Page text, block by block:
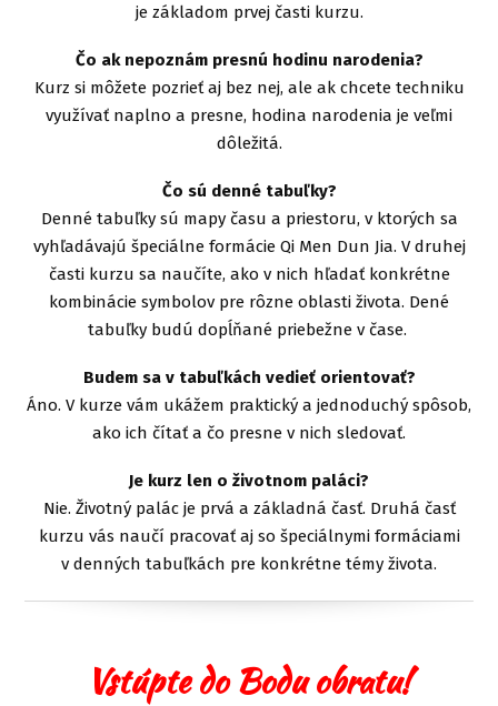
je základom prvej časti kurzu.
Čo ak nepoznám presnú hodinu narodenia?
Kurz si môžete pozrieť aj bez nej, ale ak chcete techniku
využívať naplno a presne, hodina narodenia je veľmi
dôležitá.
Čo sú denné tabuľky?
Denné tabuľky sú mapy času a priestoru, v ktorých sa
vyhľadávajú špeciálne formácie Qi Men Dun Jia. V druhej
časti kurzu sa naučíte, ako v nich hľadať konkrétne
kombinácie symbolov pre rôzne oblasti života. Dené
tabuľky budú dopĺňané priebežne v čase.
Budem sa v tabuľkách vedieť orientovať?
Áno. V kurze vám ukážem praktický a jednoduchý spôsob,
ako ich čítať a čo presne v nich sledovať.
Je kurz len o životnom paláci?
Nie. Životný palác je prvá a základná časť. Druhá časť
kurzu vás naučí pracovať aj so špeciálnymi formáciami
v denných tabuľkách pre konkrétne témy života.
Vstúpte do Bodu obratu!